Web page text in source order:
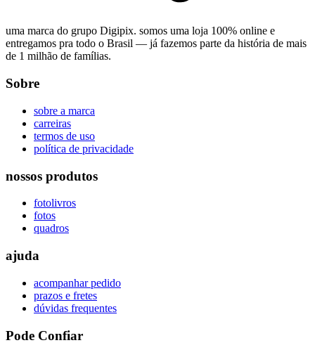
uma marca do grupo Digipix. somos uma loja 100% online e
entregamos pra todo o Brasil — já fazemos parte da história de mais
de 1 milhão de famílias.
Sobre
sobre a marca
carreiras
termos de uso
política de privacidade
nossos produtos
fotolivros
fotos
quadros
ajuda
acompanhar pedido
prazos e fretes
dúvidas frequentes
Pode Confiar